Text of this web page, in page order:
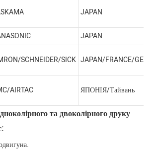
JAPAN
JAPAN
SCHNEIDER/SICK JAPAN/FRANCE/
AIRTAC ЯПОНІЯ/Тайвань
та двоколірного друку